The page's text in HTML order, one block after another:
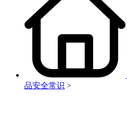
品安全常识 >